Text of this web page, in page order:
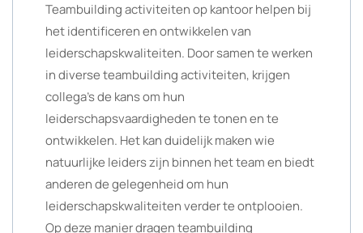
Teambuilding activiteiten op kantoor helpen bij
het identificeren en ontwikkelen van
leiderschapskwaliteiten. Door samen te werken
in diverse teambuilding activiteiten, krijgen
collega’s de kans om hun
leiderschapsvaardigheden te tonen en te
ontwikkelen. Het kan duidelijk maken wie
natuurlijke leiders zijn binnen het team en biedt
anderen de gelegenheid om hun
leiderschapskwaliteiten verder te ontplooien.
Op deze manier dragen teambuilding